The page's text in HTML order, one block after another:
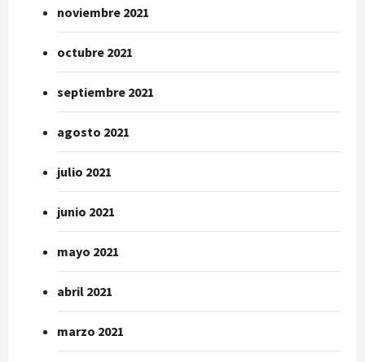
noviembre 2021
octubre 2021
septiembre 2021
agosto 2021
julio 2021
junio 2021
mayo 2021
abril 2021
marzo 2021